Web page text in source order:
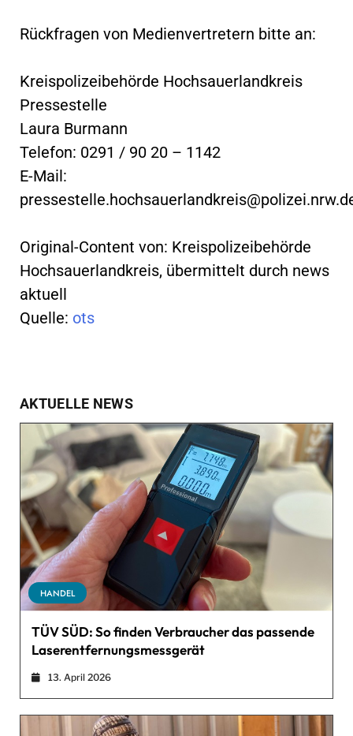
Rückfragen von Medienvertretern bitte an:
Kreispolizeibehörde Hochsauerlandkreis
Pressestelle
Laura Burmann
Telefon: 0291 / 90 20 – 1142
E-Mail:
Original-Content von: Kreispolizeibehörde
Hochsauerlandkreis, übermittelt durch news
aktuell
Quelle: ots
AKTUELLE NEWS
HANDEL
TÜV SÜD: So finden Verbraucher das passende
Laserentfernungsmessgerät
13. April 2026